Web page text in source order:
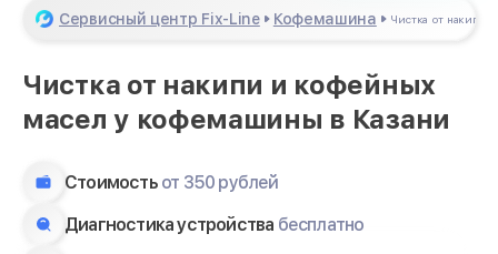
Сервисный центр Fix-Line Кофемашина Чистка от накипи
Чистка от накипи и кофейных
масел у кофемашины в Казани
Стоимость от 350 рублей
Диагностика устройства бесплатно